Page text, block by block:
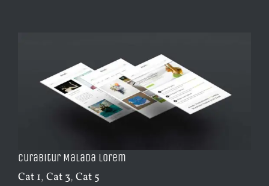
Curabitur Malada Lorem
Cat 1, Cat 3, Cat 5